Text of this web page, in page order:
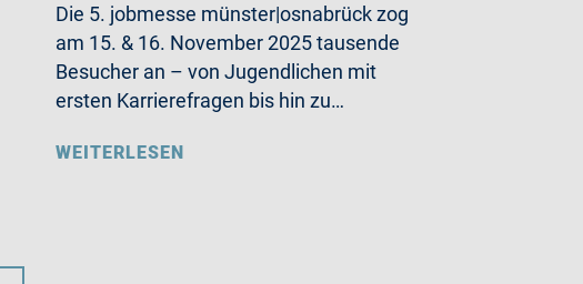
Die 5. jobmesse münster|osnabrück zog
am 15. & 16. November 2025 tausende
Besucher an – von Jugendlichen mit
ersten Karrierefragen bis hin zu…
WEITERLESEN